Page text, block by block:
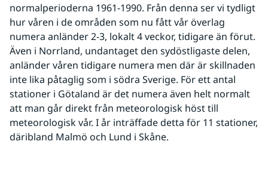
normalperioderna 1961-1990. Från denna ser vi tydligt
hur våren i de områden som nu fått vår överlag
numera anländer 2-3, lokalt 4 veckor, tidigare än förut.
Även i Norrland, undantaget den sydöstligaste delen,
anländer våren tidigare numera men där är skillnaden
inte lika påtaglig som i södra Sverige. För ett antal
stationer i Götaland är det numera även helt normalt
att man går direkt från meteorologisk höst till
meteorologisk vår. I år inträffade detta för 11 stationer,
däribland Malmö och Lund i Skåne.